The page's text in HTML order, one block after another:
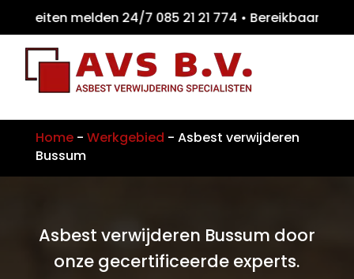
melden 24/7 085 21 21 774 •
Home- Werkgebied - Asbest verwijderen
Bussum
Asbest verwijderen Bussum door
onze gecertificeerde experts.